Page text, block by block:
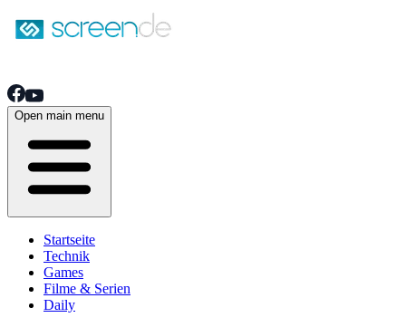
Open main menu
Startseite
Technik
Games
Filme & Serien
Daily